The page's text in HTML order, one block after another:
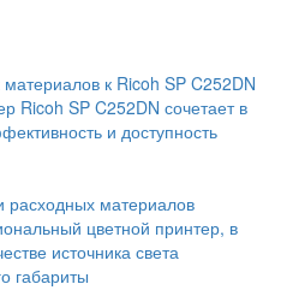
к Ricoh SP C252DN
Ricoh SP C252DN сочетает в
и доступность
расходных материалов
цветной принтер, в
источника света
габариты